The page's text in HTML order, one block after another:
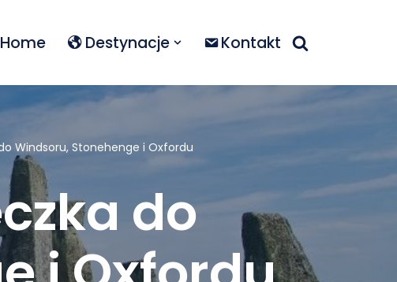
Home Destynacje Kontakt
Windsoru, Stonehenge i Oxfordu
do